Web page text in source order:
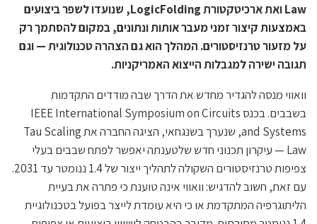
Law ואת ארכיטקטורת LogicFolding, שנועדו לשפר ביצועים
באמצעות קיצור זמני מעבר אותות ונתונים, במקום להסתמך רק
על מזעור טרנזיסטורים. המהלך הוא גם הצהרה טכנולוגית — וגם
תגובה ישירה למגבלות הייצוא האמריקניות.
וואווי מנסה להגדיר מחדש את הדרך שבה מודדים התקדמות
בשבבים. בכנס IEEE International Symposium on Circuits
and Systems, שנערך בשנגחאי, הציגה החברה את Tau Scaling
Law — עיקרון תכנוני חדש שלטענתה יאפשר לפתח שבבים בעלי
צפיפות טרנזיסטורים השקולה לתהליך ייצור של 1.4 ננומטר עד 2031.
עם זאת, חשוב להדגיש: וואווי אינה טוענת כי פתרה את בעיית
הליתוגרפיה המתקדמת או כי היא עומדת לייצר בפועל בטכנולוגיית